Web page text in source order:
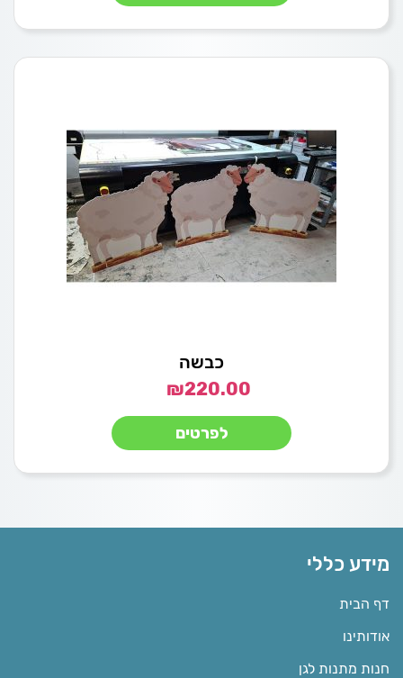
כבשה
₪220.00
לפרטים
מידע כללי
דף הבית
אודותינו
חנות מתנות לגן